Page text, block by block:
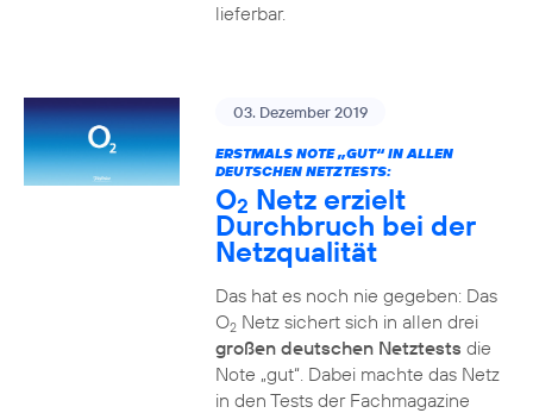
lieferbar.
03. Dezember 2019
ERSTMALS NOTE „GUT“ IN ALLEN
DEUTSCHEN NETZTESTS:
O2 Netz erzielt
Durchbruch bei der
Netzqualität
Das hat es noch nie gegeben: Das
O2Netz sichert sich in allen drei
großen deutschen Netztests die
Note „gut“. Dabei machte das Netz
in den Tests der Fachmagazine